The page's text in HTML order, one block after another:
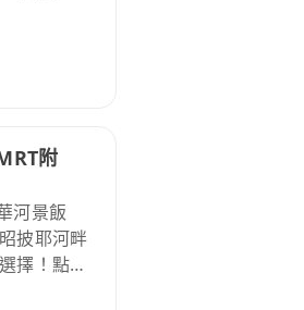
坤逸
谷美食！
附
河景飯
披耶河畔
擇！點擊